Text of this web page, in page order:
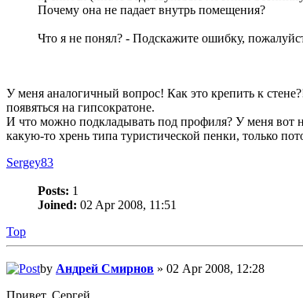
Почему она не падает внутрь помещения?
Что я не понял? - Подскажите ошибку,
У меня аналогичный вопрос! Как это крепить к
появяться на гипсократоне.
И что можно подкладывать под профиля? У меня вот
какую-то хрень типа туристической пенки, только
Sergey83
Posts: 1
Joined: 02 Apr 2008, 11:51
Top
by Андрей Смирнов » 02 Apr 2008, 12:28
Привет, Сергей